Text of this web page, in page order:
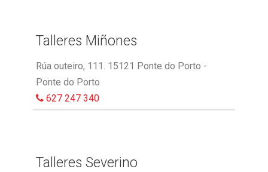
Talleres Miñones
Rúa outeiro, 111. 15121 Ponte do Porto -
Ponte do Porto
627 247 340
Talleres Severino